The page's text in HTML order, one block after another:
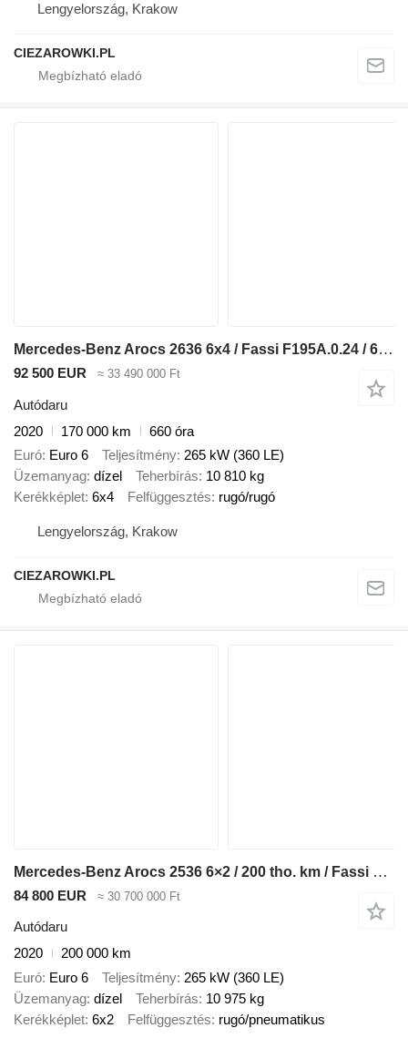
Lengyelország, Krakow
CIEZAROWKI.PL
Mercedes-Benz Arocs 2636 6x4 / Fassi F195A.0.24 / 660 MTH / remote control / r
92 500 EUR ≈ 33 490 000 Ft
Autódaru
2020
170 000 km
660 óra
Euró Euro 6 Teljesítmény 265 kW (360 LE)
Üzemanyag dízel Teherbírás 10 810 kg
Kerékképlet 6x4 Felfüggesztés rugó/rugó
Lengyelország, Krakow
CIEZAROWKI.PL
Mercedes-Benz Arocs 2536 6×2 / 200 tho. km / Fassi F195 crane / Rotator / Pilo
84 800 EUR ≈ 30 700 000 Ft
Autódaru
2020
200 000 km
Euró Euro 6 Teljesítmény 265 kW (360 LE)
Üzemanyag dízel Teherbírás 10 975 kg
Kerékképlet 6x2 Felfüggesztés rugó/pneumatikus